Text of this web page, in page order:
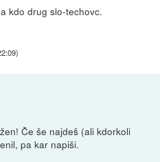
kdo drug slo-techovc.
)
Če še najdeš (ali kdorkoli
pa kar napiši.